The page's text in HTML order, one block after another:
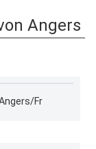
Angers
Fr